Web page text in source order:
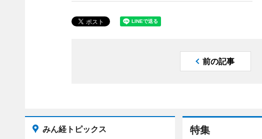
前の記事
特集
みん経トピックス